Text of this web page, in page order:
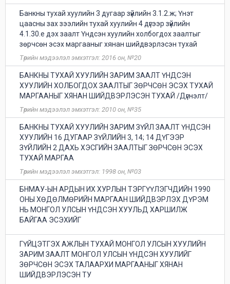
Банкны тухай хуулийн 3 дугаар зүйлийн 3.1.2.ж; Үнэт
цаасны зах зээлийн тухай хуулийн 4 дүгээр зүйлийн
4.1.30.е дэх заалт Үндсэн хуулийн холбогдох заалтыг
зөрчсөн эсэх маргааныг хянан шийдвэрлэсэн тухай
Төрийн мэдээлэл эмхэтгэл: 2016 он, №20
БАНКНЫ ТУХАЙ ХУУЛИЙН ЗАРИМ ЗААЛТ ҮНДСЭН
ХУУЛИЙН ХОЛБОГДОХ ЗААЛТЫГ ЗӨРЧСӨН ЭСЭХ ТУХАЙ
МАРГААНЫГ ХЯНАН ШИЙДВЭРЛЭСЭН ТУХАЙ /Дүгнэлт/
Төрийн мэдээлэл эмхэтгэл: 2010 он, №35
БАНКНЫ ТУХАЙ ХУУЛИЙН ЗАРИМ ЗҮЙЛ ЗААЛТ ҮНДСЭН
ХУУЛИЙН 16 ДУГААР ЗҮЙЛИЙН 3, 14; 14 ДҮГЭЭР
ЗҮЙЛИЙН 2 ДАХЬ ХЭСГИЙН ЗААЛТЫГ ЗӨРЧСӨН ЭСЭХ
ТУХАЙ МАРГАА
Төрийн мэдээлэл эмхэтгэл: 1998 он, №03
БНМАУ-ЫН АРДЫН ИХ ХУРЛЫН ТЭРГҮҮЛЭГЧДИЙН 1990
ОНЫ ХӨДӨЛМӨРИЙН МАРГААН ШИЙДВЭРЛЭХ ДҮРЭМ
НЬ МОНГОЛ УЛСЫН ҮНДСЭН ХУУЛЬД ХАРШИЛЖ
БАЙГАА ЭСЭХИЙГ
ГҮЙЦЭТГЭХ АЖЛЫН ТУХАЙ МОНГОЛ УЛСЫН ХУУЛИЙН
ЗАРИМ ЗААЛТ МОНГОЛ УЛСЫН ҮНДСЭН ХУУЛИЙГ
ЗӨРЧСӨН ЭСЭХ ТАЛААРХИ МАРГААНЫГ ХЯНАН
ШИЙДВЭРЛЭСЭН ТУ